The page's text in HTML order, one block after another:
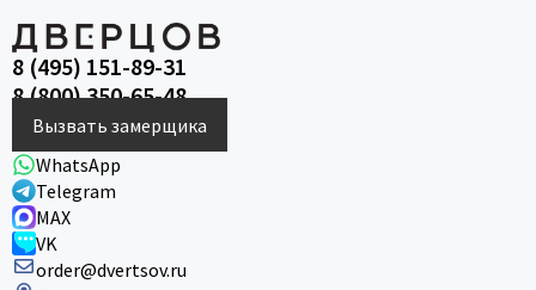
8 (495) 151-89-31
8 (800) 350-65-48
Вызвать замерщика
WhatsApp
Telegram
MAX
VK
order@dvertsov.ru